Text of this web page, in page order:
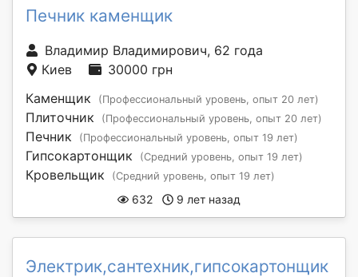
Печник каменщик
Владимир Владимирович, 62 года
Киев
30000 грн
Каменщик
(Профессиональный уровень, опыт 20 лет)
Плиточник (Профессиональный уровень, опыт 20 лет)
Печник (Профессиональный уровень, опыт 19 лет)
Гипсокартонщик (Средний уровень, опыт 19 лет)
Кровельщик (Средний уровень, опыт 19 лет)
632 9 лет назад
Электрик,сантехник,гипсокартонщик